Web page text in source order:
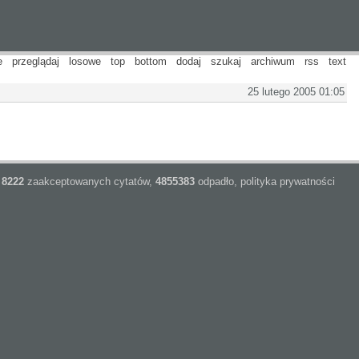
przeglądaj losowe top bottom dodaj szukaj archiwum rss text
25 lutego 2005 01:05
8222 zaakceptowanych cytatów, 4855383 odpadło, polityka prywatności